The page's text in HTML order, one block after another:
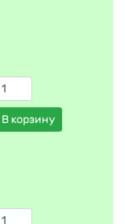
В корзину